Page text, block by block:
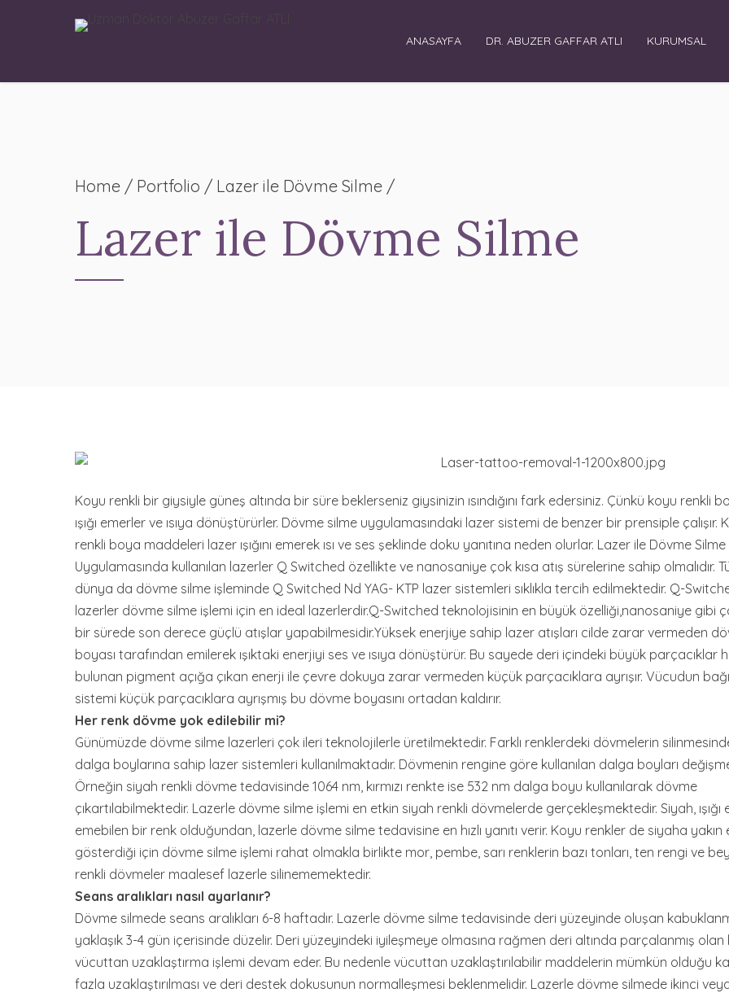
ANASAYFA DR. ABUZER GAFFAR ATLI KURUMSAL
Home Portfolio / Lazer ile Dövme Silme /
Lazer ile Dövme Silme
Koyu renkli bir giysiyle güneş altında bir süre beklerseniz giysinizin ısındığını fark edersiniz. Çünkü koyu renkli
ışığı emerler ve ısıya dönüştürürler. Dövme silme uygulamasındaki lazer sistemi de benzer bir prensiple çalışır.
renkli boya maddeleri lazer ışığını emerek ısı ve ses şeklinde doku yanıtına neden olurlar. Lazer ile Dövme Silme
Uygulamasında kullanılan lazerler Q Switched özellikte ve nanosaniye çok kısa atış sürelerine sahip olmalıdır.
dünya da dövme silme işleminde Q Switched Nd YAG- KTP lazer sistemleri sıklıkla tercih edilmektedir. Q-
lazerler dövme silme işlemi için en ideal lazerlerdir.Q-Switched teknolojisinin en büyük özelliği,nanosaniye gibi
bir sürede son derece güçlü atışlar yapabilmesidir.Yüksek enerjiye sahip lazer atışları cilde zarar vermeden
boyası tarafından emilerek ışıktaki enerjiyi ses ve ısıya dönüştürür. Bu sayede deri içindeki büyük parçacıklar
bulunan pigment açığa çıkan enerji ile çevre dokuya zarar vermeden küçük parçacıklara ayrışır. Vücudun
sistemi küçük parçacıklara ayrışmış bu dövme boyasını ortadan kaldırır.
Her renk dövme yok edilebilir mi?
Günümüzde dövme silme lazerleri çok ileri teknolojilerle üretilmektedir. Farklı renklerdeki dövmelerin
dalga boylarına sahip lazer sistemleri kullanılmaktadır. Dövmenin rengine göre kullanılan dalga boyları
Örneğin siyah renkli dövme tedavisinde 1064 nm, kırmızı renkte ise 532 nm dalga boyu kullanılarak dövme
çıkartılabilmektedir. Lazerle dövme silme işlemi en etkin siyah renkli dövmelerde gerçekleşmektedir. Siyah, ışığı
emebilen bir renk olduğundan, lazerle dövme silme tedavisine en hızlı yanıtı verir. Koyu renkler de siyaha yakın
gösterdiği için dövme silme işlemi rahat olmakla birlikte mor, pembe, sarı renklerin bazı tonları, ten rengi ve
renkli dövmeler maalesef lazerle silinememektedir.
Seans aralıkları nasıl ayarlanır?
Dövme silmede seans aralıkları 6-8 haftadır. Lazerle dövme silme tedavisinde deri yüzeyinde oluşan
yaklaşık 3-4 gün içerisinde düzelir. Deri yüzeyindeki iyileşmeye olmasına rağmen deri altında parçalanmış olan
vücuttan uzaklaştırma işlemi devam eder. Bu nedenle vücuttan uzaklaştırılabilir maddelerin mümkün olduğu
fazla uzaklaştırılması ve deri destek dokusunun normalleşmesi beklenmelidir. Lazerle dövme silmede ikinci